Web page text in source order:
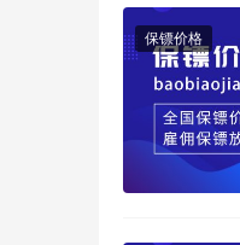
保镖价格